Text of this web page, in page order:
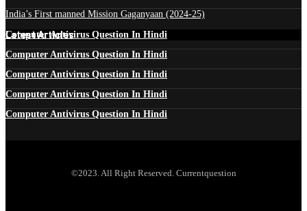
India’s First manned Mission Gaganyaan (2024-25)
Latest Articles
Computer Antivirus Question In Hindi
Computer Antivirus Question In Hindi
Computer Antivirus Question In Hindi
Computer Antivirus Question In Hindi
Computer Antivirus Question In Hindi
©2023. All Right Reserved. Currentquestion